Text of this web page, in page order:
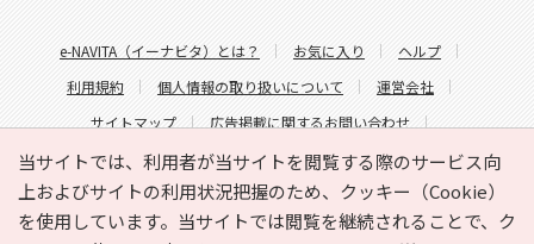
当サイトでは、利用者が当サイトを閲覧する際のサービス向
上およびサイトの利用状況把握のため、クッキー（Cookie）
を使用しています。当サイトでは閲覧を継続されることで、ク
e-NAVITA（イーナビタ）とは？ お気に入り
ヘルプ
利用規約
個人情報の取り扱いについて
運営会社
サイトマップ
広告掲載に関するお問い合わせ
サイトの内容に関するお問い合わせ